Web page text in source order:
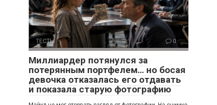
ТЕСТЫ 0
Миллиардер потянулся за
потерянным портфелем… но босая
девочка отказалась его отдавать
и показала старую фотографию